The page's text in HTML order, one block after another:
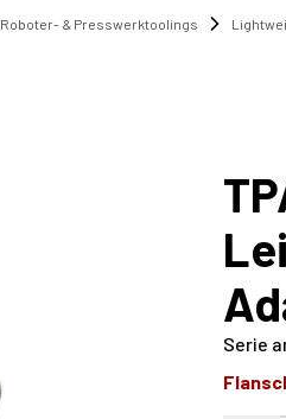
Roboter- & Presswerktoolings
Serie